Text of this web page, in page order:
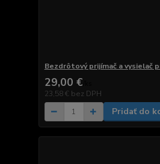
Bezdrôtový prijímač a vysielač
29,00 €
23,58 € bez DPH
Pridať do